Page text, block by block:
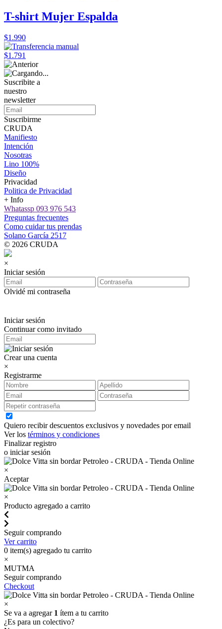
T-shirt Mujer Espalda
$1.990
$1.791
Suscribite a
nuestro
newsletter
Suscribirme
CRUDA
Manifiesto
Intención
Nosotras
Lino 100%
Diseño
Privacidad
Politica de Privacidad
+ Info
Whatassp 093 976 543
Preguntas frecuentes
Como cuidar tus prendas
Solano García 2517
© 2026 CRUDA
×
Iniciar sesión
Olvidé mi contraseña
Iniciar sesión
Continuar como invitado
Crear una cuenta
×
Registrarme
Quiero recibir descuentos exclusivos y novedades por email
Ver los términos y condiciones
Finalizar registro
o iniciar sesión
×
Aceptar
×
Producto agregado a carrito
Seguir comprando
Ver carrito
0 item(s) agregado tu carrito
×
MUTMA
Seguir comprando
Checkout
×
Se va a agregar 1 ítem a tu carrito
¿Es para un colectivo?